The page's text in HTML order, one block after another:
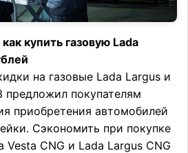
купить газовую Lada
на газовые Lada Largus и
предложил покупателям
приобретения автомобилей
Сэкономить при покупке
CNG и Lada Largus CNG